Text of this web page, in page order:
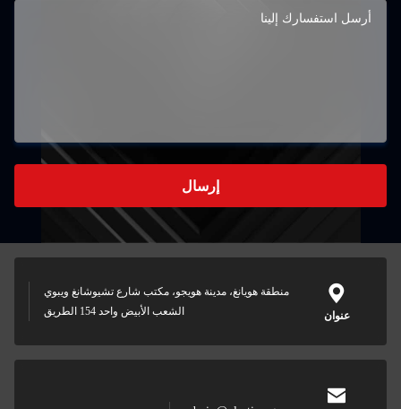
إرسال
عنوان
منطقة هويانغ، مدينة هويجو، مكتب شارع تشيوشانغ ويبوي
الشعب الأبيض واحد 154 الطريق